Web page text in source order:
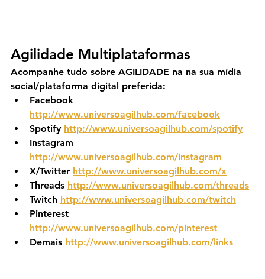
Agilidade Multiplataformas
Acompanhe tudo sobre AGILIDADE na na sua mídia
social/plataforma digital preferida:
Facebook
http://www.universoagilhub.com/facebook
Spotify http://www.universoagilhub.com/spotify
Instagram
http://www.universoagilhub.com/instagram
X/Twitter http://www.universoagilhub.com/x
Threads http://www.universoagilhub.com/threads
Twitch http://www.universoagilhub.com/twitch
Pinterest
http://www.universoagilhub.com/pinterest
Demais http://www.universoagilhub.com/links